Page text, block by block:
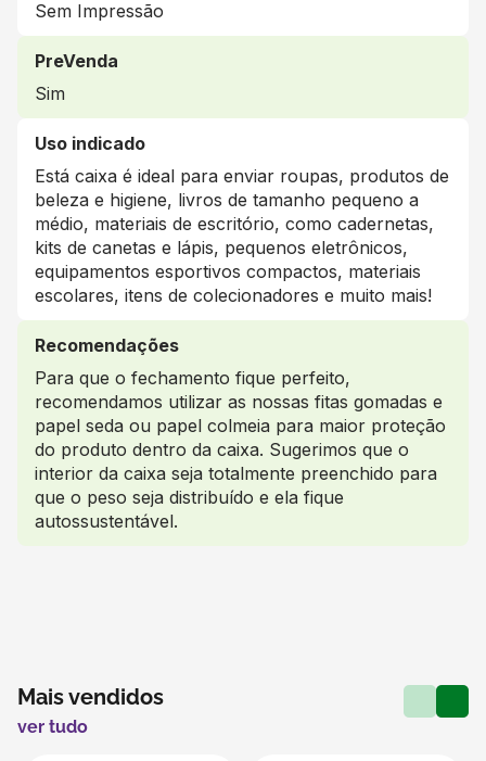
Sem Impressão
PreVenda
Sim
Uso indicado
Está caixa é ideal para enviar roupas, produtos de
beleza e higiene, livros de tamanho pequeno a
médio, materiais de escritório, como cadernetas,
kits de canetas e lápis, pequenos eletrônicos,
equipamentos esportivos compactos, materiais
escolares, itens de colecionadores e muito mais!
Recomendações
Para que o fechamento fique perfeito,
recomendamos utilizar as nossas fitas gomadas e
papel seda ou papel colmeia para maior proteção
do produto dentro da caixa. Sugerimos que o
interior da caixa seja totalmente preenchido para
que o peso seja distribuído e ela fique
autossustentável.
Mais vendidos
ver tudo